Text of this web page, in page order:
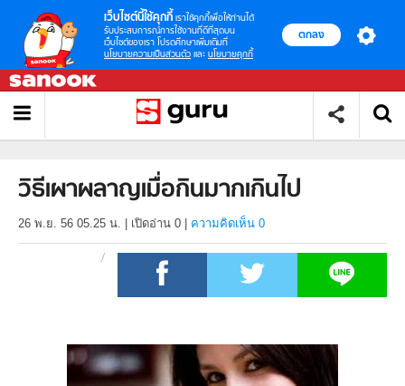
เว็บไซต์นี้ใช้คุกกี้ เราใช้คุกกี้เพื่อให้ท่านได้
รับประสบการณ์การใช้งานที่ดีที่สุดบน
เว็บไซต์ของเรา โปรดศึกษาเพิ่มเติมที่
นโยบายความเป็นส่วนตัว และ นโยบายคุกกี้
ตกลง
วิธีเผาผลาญเมื่อกินมากเกินไป
26 พ.ย. 56 05.25 น. เปิดอ่าน 0 ความคิดเห็น 0